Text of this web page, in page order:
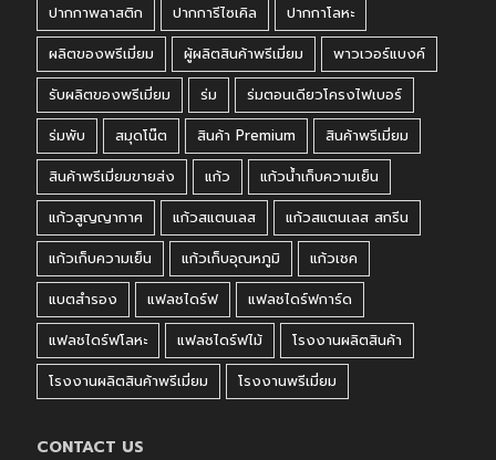
ปากกาพลาสติก
ปากการีไซเคิล
ปากกาโลหะ
ผลิตของพรีเมี่ยม
ผู้ผลิตสินค้าพรีเมี่ยม
พาวเวอร์แบงค์
รับผลิตของพรีเมี่ยม
ร่ม
ร่มตอนเดียวโครงไฟเบอร์
ร่มพับ
สมุดโน๊ต สินค้า Premium
สินค้าพรีเมี่ยม
สินค้าพรีเมี่ยมขายส่ง
แก้ว
แก้วน้ำเก็บความเย็น
แก้วสูญญากาศ
แก้วสแตนเลส
แก้วสแตนเลส สกรีน
แก้วเก็บความเย็น
แก้วเก็บอุณหภูมิ
แก้วเชค
แบตสำรอง
แฟลชไดร์ฟ
แฟลชไดร์ฟการ์ด
แฟลชไดร์ฟโลหะ
แฟลชไดร์ฟไม้
โรงงานผลิตสินค้า
โรงงานผลิตสินค้าพรีเมี่ยม
โรงงานพรีเมี่ยม
CONTACT US